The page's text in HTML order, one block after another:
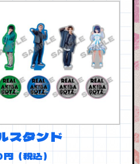
スタンド
（税込）